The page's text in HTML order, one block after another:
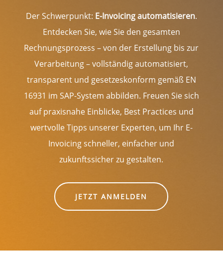
Der Schwerpunkt: E-Invoicing automatisieren.
Entdecken Sie, wie Sie den gesamten
Rechnungsprozess – von der Erstellung bis zur
Verarbeitung – vollständig automatisiert,
transparent und gesetzeskonform gemäß EN
16931 im SAP-System abbilden. Freuen Sie sich
auf praxisnahe Einblicke, Best Practices und
wertvolle Tipps unserer Experten, um Ihr E-
Invoicing schneller, einfacher und
zukunftssicher zu gestalten.
JETZT ANMELDEN